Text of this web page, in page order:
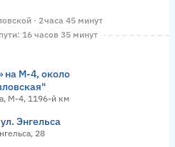
· 2 часа 45 минут
16 часов 35 минут
на М-4, около
М-4, 1196-й км
Энгельса
28